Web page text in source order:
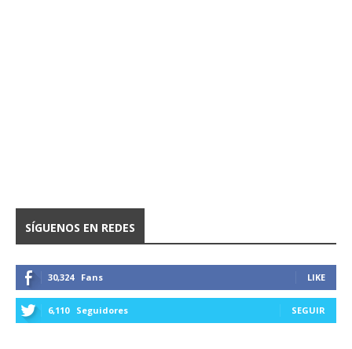
SÍGUENOS EN REDES
30,324 Fans LIKE
6,110 Seguidores SEGUIR